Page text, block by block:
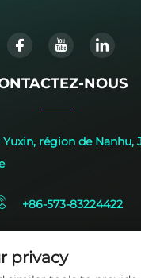
NOUS
région de Nanhu,
+86-573-83224422
privacy